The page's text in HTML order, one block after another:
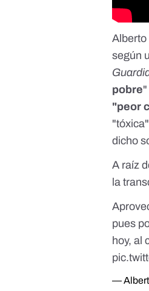
Alberto
según
pobre
"peor
dicho
A raíz
la
pues
hoy, al
—